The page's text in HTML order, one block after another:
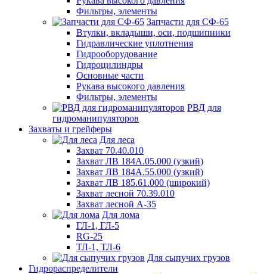
Фильтры, элементы
Запчасти для СФ-65
Втулки, вкладыши, оси, подшипники
Гидравлические уплотнения
Гидрооборудование
Гидроцилиндры
Основные части
Рукава высокого давления
Фильтры, элементы
РВД для
гидроманипуляторов
Захваты и грейферы
Для леса
Захват 70.40.010
Захват ЛВ 184А.05.000 (узкий)
Захват ЛВ 184А.55.000 (узкий)
Захват ЛВ 185.61.000 (широкий)
Захват лесной 70.39.010
Захват лесной А-35
Для лома
ГЛ-1, ГЛ-5
RG-25
ТЛ-1, ТЛ-6
Для сыпучих грузов
Гидрораспределители